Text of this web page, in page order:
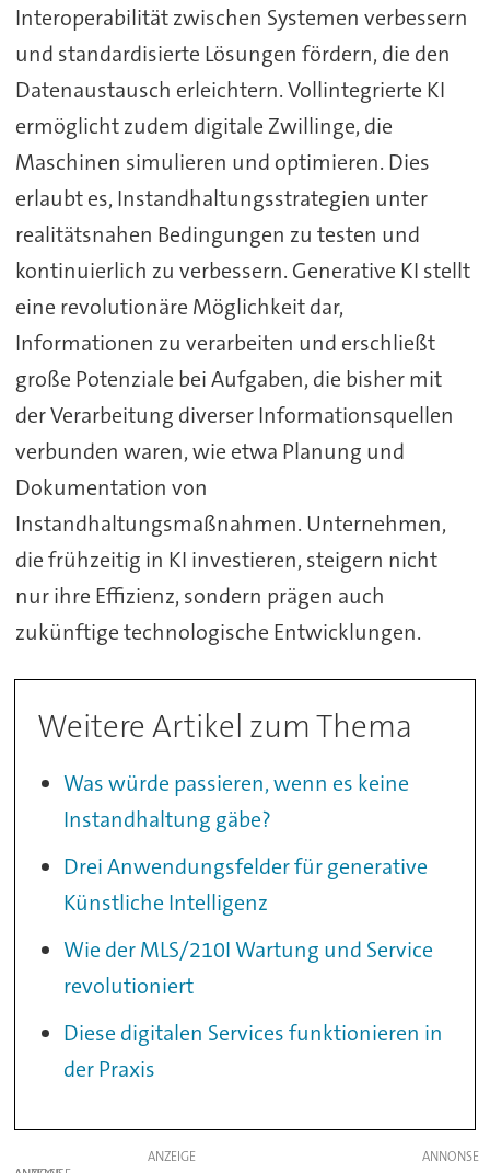
Interoperabilität zwischen Systemen verbessern
und standardisierte Lösungen fördern, die den
Datenaustausch erleichtern. Vollintegrierte KI
ermöglicht zudem digitale Zwillinge, die
Maschinen simulieren und optimieren. Dies
erlaubt es, Instandhaltungsstrategien unter
realitätsnahen Bedingungen zu testen und
kontinuierlich zu verbessern. Generative KI stellt
eine revolutionäre Möglichkeit dar,
Informationen zu verarbeiten und erschließt
große Potenziale bei Aufgaben, die bisher mit
der Verarbeitung diverser Informationsquellen
verbunden waren, wie etwa Planung und
Dokumentation von
Instandhaltungsmaßnahmen. Unternehmen,
die frühzeitig in KI investieren, steigern nicht
nur ihre Effizienz, sondern prägen auch
zukünftige technologische Entwicklungen.
Weitere Artikel zum Thema
Was würde passieren, wenn es keine
Instandhaltung gäbe?
Drei Anwendungsfelder für generative
Künstliche Intelligenz
Wie der MLS/210I Wartung und Service
revolutioniert
Diese digitalen Services funktionieren in
der Praxis
ANZEIGE